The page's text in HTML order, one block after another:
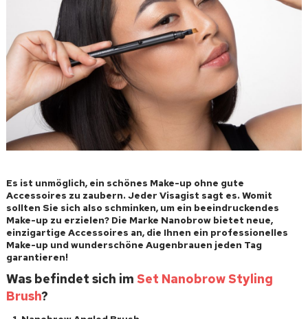
Es ist unmöglich, ein schönes Make-up ohne gute
Accessoires zu zaubern. Jeder Visagist sagt es. Womit
sollten Sie sich also schminken, um ein beeindruckendes
Make-up zu erzielen? Die Marke Nanobrow bietet neue,
einzigartige Accessoires an, die Ihnen ein professionelles
Make-up und wunderschöne Augenbrauen jeden Tag
garantieren!
Was befindet sich im Set Nanobrow Styling
Brush?